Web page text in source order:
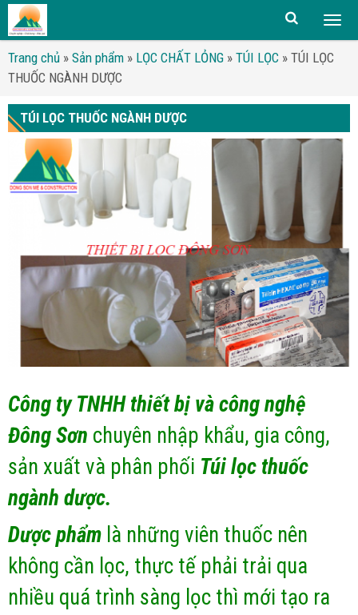
Trang chủ » Sản phẩm » LỌC CHẤT LỎNG » TÚI LỌC » TÚI LỌC
THUỐC NGÀNH DƯỢC
TÚI LỌC THUỐC NGÀNH DƯỢC
Công ty TNHH thiết bị và công nghệ
Đông Sơn chuyên nhập khẩu, gia công,
sản xuất và phân phối Túi lọc thuốc
ngành dược.
Dược phẩm là những viên thuốc nên
không cần lọc, thực tế phải trải qua
nhiều quá trình sàng lọc thì mới tạo ra